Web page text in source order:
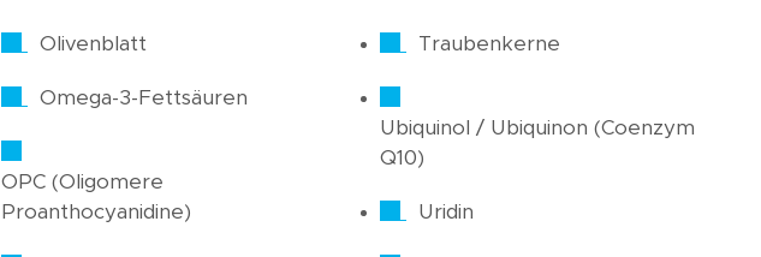
Olivenblatt
Omega-3-Fettsäuren
OPC (Oligomere
Proanthocyanidine)
Traubenkerne
Ubiquinol / Ubiquinon (Coenzym
Q10)
Uridin